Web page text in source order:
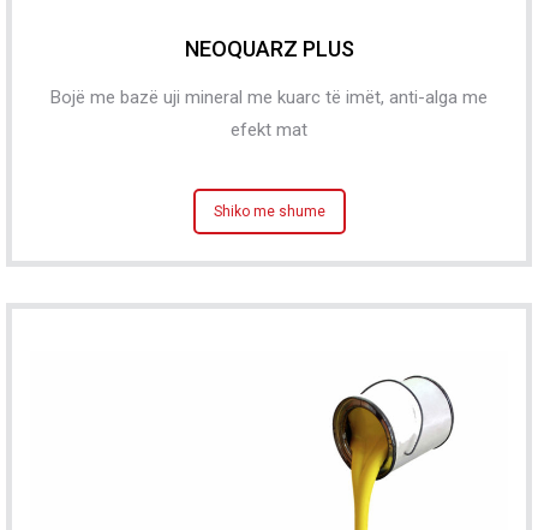
NEOQUARZ PLUS
Bojë me bazë uji mineral me kuarc të imët, anti-alga me
efekt mat
Shiko me shume